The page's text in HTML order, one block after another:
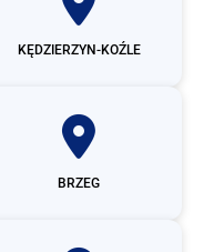
KĘDZIERZYN-KOŹLE
BRZEG